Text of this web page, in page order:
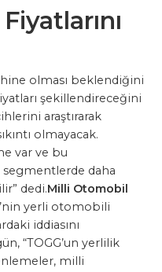
olması beklendiğini
şekillendireceğini
araştırarak
olmayacak.
var ve bu
daha
dedi.Milli Otomobil
yerli otomobili
iddiasını
“TOGG’un yerlilik
milli